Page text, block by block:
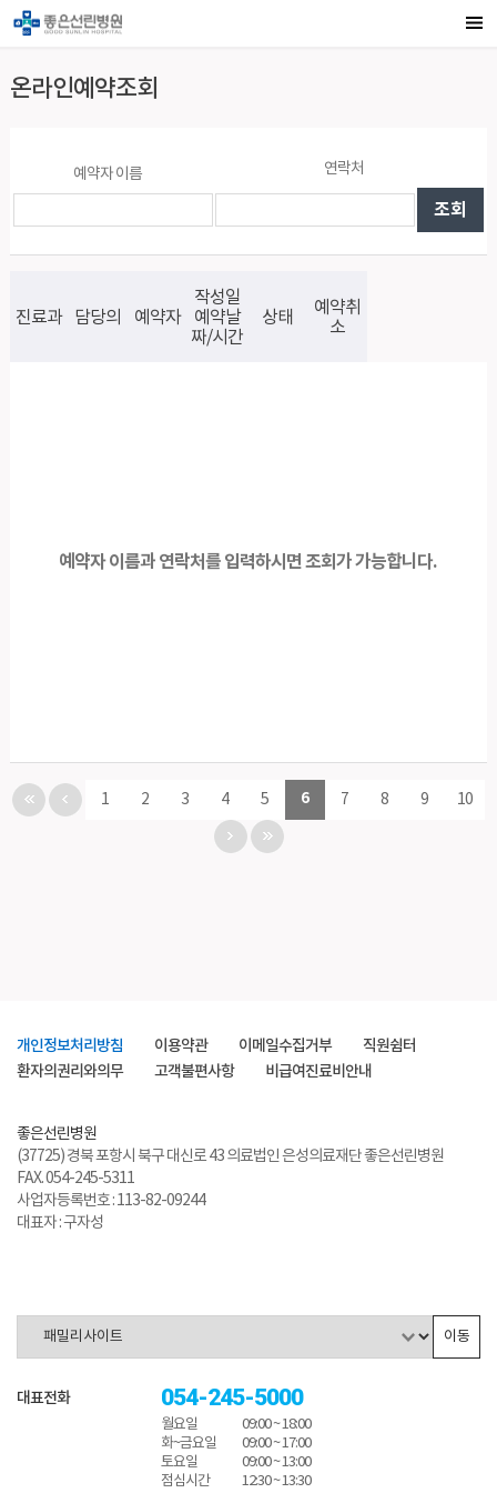
온라인예약조회
예약자 이름 연락처
진료과 담당의 예약자
작성일
예약날
짜/시간
상태
예약취
소
예약자 이름과 연락처를 입력하시면 조회가 가능합니다.
1 2 3 4 5 6 7 8 9 10
개인정보처리방침 이용약관 이메일수집거부
직원쉼터
환자의권리와의무
고객불편사항 비급여진료비안내
좋은선린병원
(37725) 경북 포항시 북구 대신로 43 의료법인 은성의료재단 좋은선린병원
FAX. 054-245-5311
사업자등록번호 : 113-82-09244
대표자 : 구자성
이동
대표전화 054-245-5000
월요일
09:00 ~ 18:00
화~금요일
09:00 ~ 17:00
토요일
09:00 ~ 13:00
점심시간
12:30 ~ 13:30